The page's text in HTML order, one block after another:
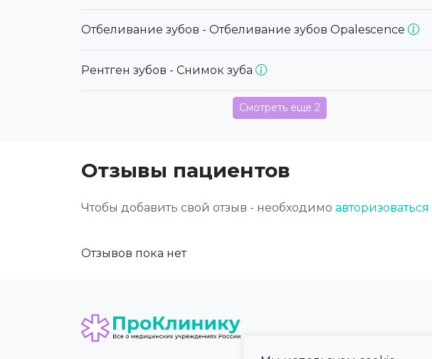
Отбеливание зубов - Отбеливание зубов Opalescence
Рентген зубов - Снимок зуба
Смотреть еще 2
Отзывы пациентов
Чтобы добавить свой отзыв - необходимо авторизоваться
Отзывов пока нет